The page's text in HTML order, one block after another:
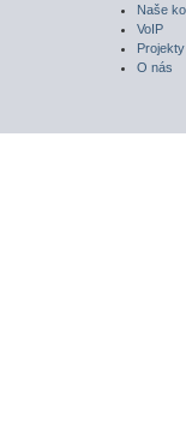
Naše
VoIP
Projekty
O nás